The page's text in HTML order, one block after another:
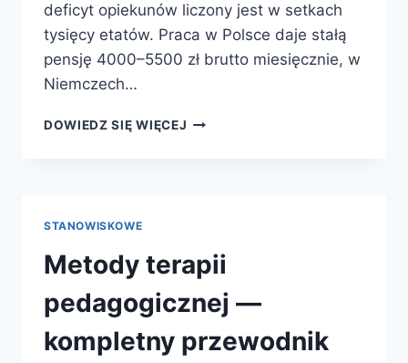
deficyt opiekunów liczony jest w setkach
tysięcy etatów. Praca w Polsce daje stałą
pensję 4000–5500 zł brutto miesięcznie, w
Niemczech…
DOWIEDZ SIĘ WIĘCEJ OPIEKUNKA
ZAWODZIE
Z
PRZYSZŁOŚCIĄ
I
ONLINE
STANOWISKOWE
Metody terapii
pedagogicznej —
kompletny przewodnik